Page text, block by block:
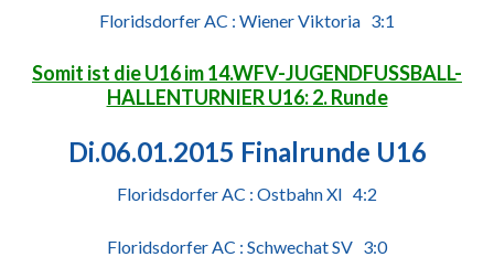
Floridsdorfer AC : Wiener Viktoria 3:1
Somit ist die U16 im 14.WFV-JUGENDFUSSBALL-
HALLENTURNIER U16: 2. Runde
Di.06.01.2015 Finalrunde U16
Floridsdorfer AC : Ostbahn XI 4:2
Floridsdorfer AC : Schwechat SV 3:0